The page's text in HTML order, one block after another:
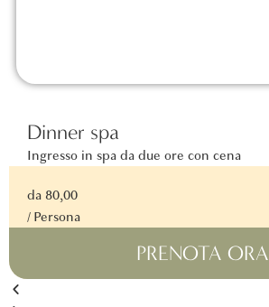
Dinner spa
Ingresso in spa da due ore con cena
da 80,00
/ Persona
PRENOTA ORA